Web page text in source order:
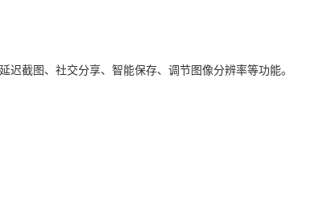
截图、社交分享、智能保存、调节图像分辨率等功能。